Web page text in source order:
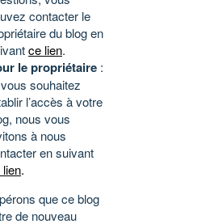
contacter le
du blog en
ce lien.
le propriétaire :
souhaitez
l’accès à votre
nous vous
à nous
en suivant
.
que ce blog
de nouveau